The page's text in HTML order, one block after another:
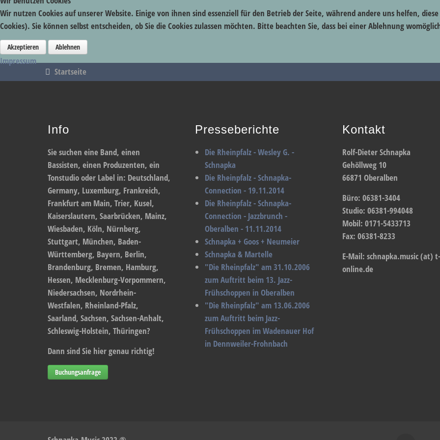
Startseite
Info
Sie suchen eine Band, einen
Bassisten, einen Produzenten, ein
Tonstudio oder Label in: Deutschland,
Germany, Luxemburg, Frankreich,
Frankfurt am Main, Trier, Kusel,
Kaiserslautern, Saarbrücken, Mainz,
Wiesbaden, Köln, Nürnberg,
Stuttgart, München, Baden-
Württemberg, Bayern, Berlin,
Brandenburg, Bremen, Hamburg,
Hessen, Mecklenburg-Vorpommern,
Niedersachsen, Nordrhein-
Westfalen, Rheinland-Pfalz,
Saarland, Sachsen, Sachsen-Anhalt,
Schleswig-Holstein, Thüringen?
Dann sind Sie hier genau richtig!
Buchungsanfrage
Presseberichte
Die Rheinpfalz - Wesley G. -
Schnapka
Die Rheinpfalz - Schnapka-
Connection - 19.11.2014
Die Rheinpfalz - Schnapka-
Connection - Jazzbrunch -
Oberalben - 11.11.2014
Schnapka + Goos + Neumeier
Schnapka & Martelle
"Die Rheinpfalz" am 31.10.2006
zum Auftritt beim 13. Jazz-
Frühschoppen in Oberalben
"Die Rheinpfalz" am 13.06.2006
zum Auftritt beim Jazz-
Frühschoppen im Wadenauer Hof
in Dennweiler-Frohnbach
Kontakt
Rolf-Dieter Schnapka
Gehöllweg 10
66871 Oberalben
Büro: 06381-3404
Studio: 06381-994048
Mobil: 0171-5433713
Fax: 06381-8233
E-Mail: schnapka.music (at) t-
online.de
Wir nutzen Cookies auf unserer Website. Einige von ihnen sind essenziell für den Betrieb der Seite, während andere uns helfen,
Cookies). Sie können selbst entscheiden, ob Sie die Cookies zulassen möchten. Bitte beachten Sie, dass bei einer Ablehnung
Akzeptieren Ablehnen
Impressum